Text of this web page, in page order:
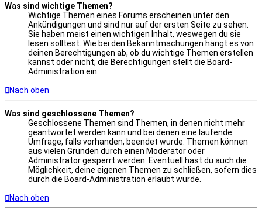
Was sind wichtige Themen?
Wichtige Themen eines Forums erscheinen unter den
Ankündigungen und sind nur auf der ersten Seite zu sehen.
Sie haben meist einen wichtigen Inhalt, weswegen du sie
lesen solltest. Wie bei den Bekanntmachungen hängt es von
deinen Berechtigungen ab, ob du wichtige Themen erstellen
kannst oder nicht; die Berechtigungen stellt die Board-
Administration ein.
Nach oben
Was sind geschlossene Themen?
Geschlossene Themen sind Themen, in denen nicht mehr
geantwortet werden kann und bei denen eine laufende
Umfrage, falls vorhanden, beendet wurde. Themen können
aus vielen Gründen durch einen Moderator oder
Administrator gesperrt werden. Eventuell hast du auch die
Möglichkeit, deine eigenen Themen zu schließen, sofern dies
durch die Board-Administration erlaubt wurde.
Nach oben